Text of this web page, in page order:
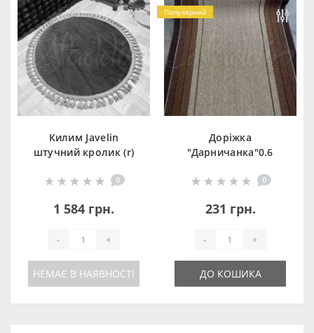
Килим Javelin
штучний кролик (r)
100х100
0
1 584 грн.
- +
НЕМАЄ В НАЯВНОСТІ
Популярний
Доріжка
"Дарничанка"0.6
0
231 грн.
- +
ДО КОШИКА